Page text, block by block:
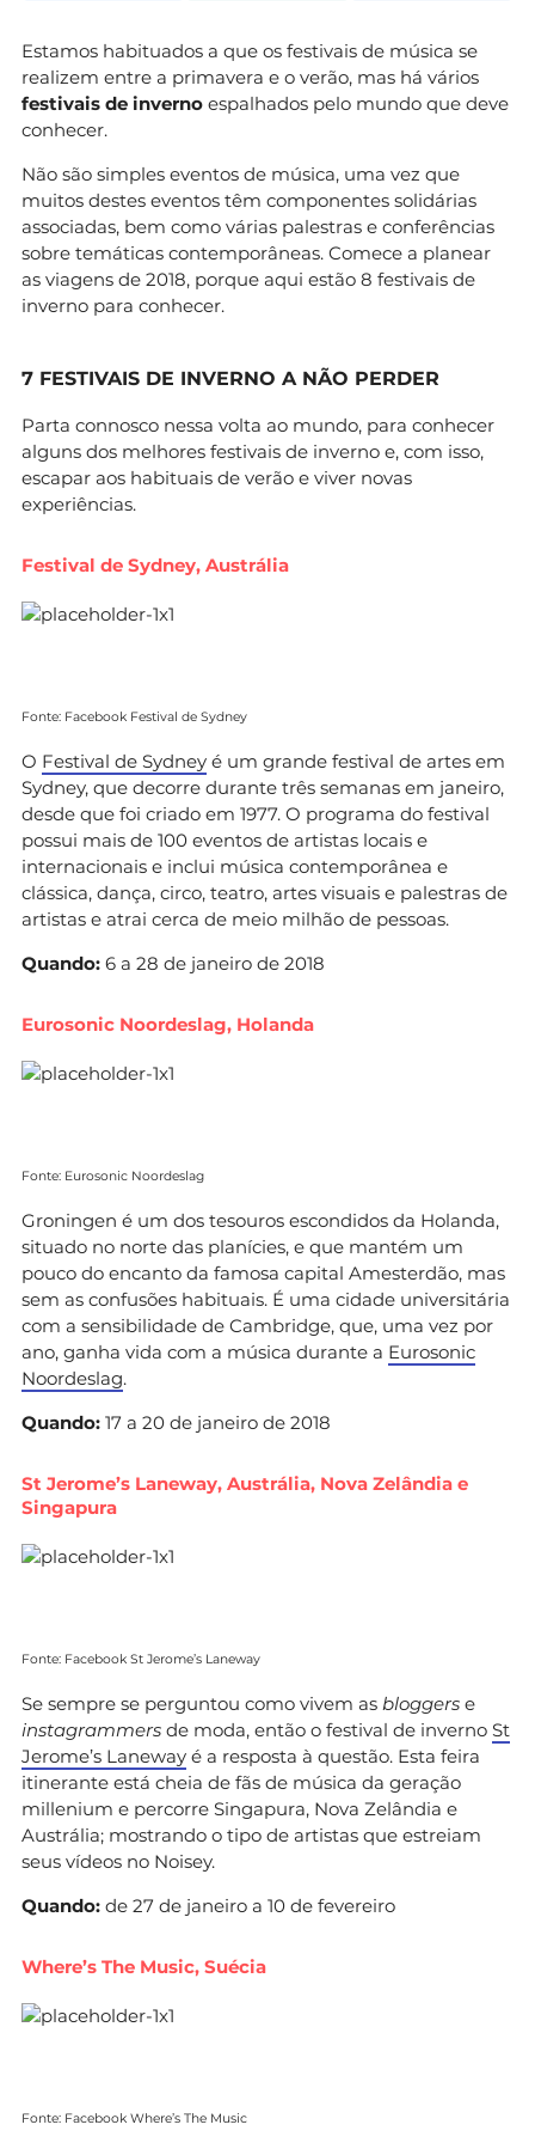
Estamos habituados a que os festivais de música se
realizem entre a primavera e o verão, mas há vários
festivais de inverno espalhados pelo mundo que deve
conhecer.
Não são simples eventos de música, uma vez que
muitos destes eventos têm componentes solidárias
associadas, bem como várias palestras e conferências
sobre temáticas contemporâneas. Comece a planear
as viagens de 2018, porque aqui estão 8 festivais de
inverno para conhecer.
7 FESTIVAIS DE INVERNO A NÃO PERDER
Parta connosco nessa volta ao mundo, para conhecer
alguns dos melhores festivais de inverno e, com isso,
escapar aos habituais de verão e viver novas
experiências.
Festival de Sydney, Austrália
Fonte: Facebook Festival de Sydney
O Festival de Sydney é um grande festival de artes em
Sydney, que decorre durante três semanas em janeiro,
desde que foi criado em 1977. O programa do festival
possui mais de 100 eventos de artistas locais e
internacionais e inclui música contemporânea e
clássica, dança, circo, teatro, artes visuais e palestras de
artistas e atrai cerca de meio milhão de pessoas.
Quando: 6 a 28 de janeiro de 2018
Eurosonic Noordeslag, Holanda
Fonte: Eurosonic Noordeslag
Groningen é um dos tesouros escondidos da Holanda,
situado no norte das planícies, e que mantém um
pouco do encanto da famosa capital Amesterdão, mas
sem as confusões habituais. É uma cidade universitária
com a sensibilidade de Cambridge, que, uma vez por
ano, ganha vida com a música durante a Eurosonic
Noordeslag.
Quando: 17 a 20 de janeiro de 2018
St Jerome’s Laneway, Austrália, Nova Zelândia e
Singapura
Fonte: Facebook St Jerome’s Laneway
Se sempre se perguntou como vivem as bloggers e
instagrammers de moda, então o festival de inverno St
Jerome’s Laneway é a resposta à questão. Esta feira
itinerante está cheia de fãs de música da geração
millenium e percorre Singapura, Nova Zelândia e
Austrália; mostrando o tipo de artistas que estreiam
seus vídeos no Noisey.
Quando: de 27 de janeiro a 10 de fevereiro
Where’s The Music, Suécia
Fonte: Facebook Where’s The Music